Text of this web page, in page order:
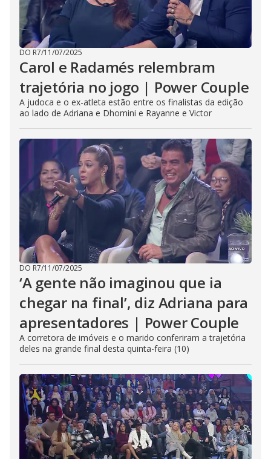
DO R7/11/07/2025
Carol e Radamés relembram
trajetória no jogo | Power Couple
A judoca e o ex-atleta estão entre os finalistas da edição
ao lado de Adriana e Dhomini e Rayanne e Victor
DO R7/11/07/2025
‘A gente não imaginou que ia
chegar na final’, diz Adriana para
apresentadores | Power Couple
A corretora de imóveis e o marido conferiram a trajetória
deles na grande final desta quinta-feira (10)